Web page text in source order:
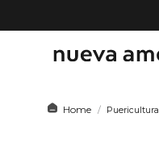
Puericultura